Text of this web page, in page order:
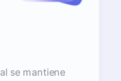
se mantiene